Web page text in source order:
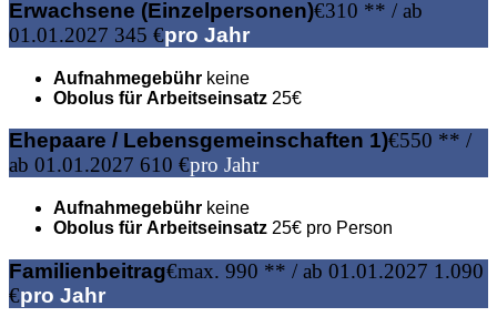
Erwachsene (Einzelpersonen)€310 ** / ab
01.01.2027 345 €pro Jahr
Aufnahmegebühr keine
Obolus für Arbeitseinsatz 25€
Ehepaare / Lebensgemeinschaften 1)€550 ** /
ab 01.01.2027 610 €pro Jahr
Aufnahmegebühr keine
Obolus für Arbeitseinsatz 25€ pro Person
Familienbeitrag€max. 990 ** / ab 01.01.2027 1.090
€pro Jahr